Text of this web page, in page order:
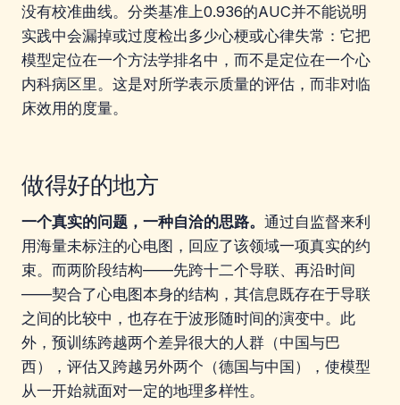
没有校准曲线。分类基准上0.936的AUC并不能说明
实践中会漏掉或过度检出多少心梗或心律失常：它把
模型定位在一个方法学排名中，而不是定位在一个心
内科病区里。这是对所学表示质量的评估，而非对临
床效用的度量。
做得好的地方
一个真实的问题，一种自洽的思路。 通过自监督来利
用海量未标注的心电图，回应了该领域一项真实的约
束。而两阶段结构——先跨十二个导联、再沿时间
——契合了心电图本身的结构，其信息既存在于导联
之间的比较中，也存在于波形随时间的演变中。此
外，预训练跨越两个差异很大的人群（中国与巴
西），评估又跨越另外两个（德国与中国），使模型
从一开始就面对一定的地理多样性。